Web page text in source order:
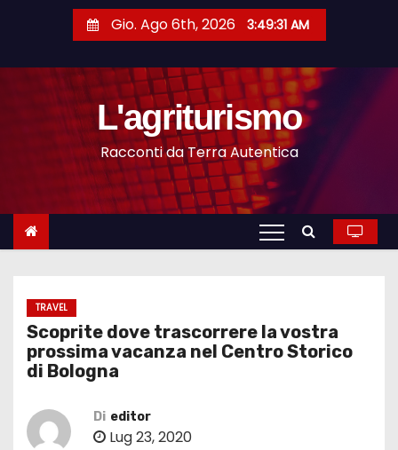
o
Gio. Ago 6th, 2026 3:49:31 AM
L'agriturismo
Racconti da Terra Autentica
TRAVEL
Scoprite dove trascorrere la vostra
prossima vacanza nel Centro Storico
di Bologna
Di editor
Lug 23, 2020